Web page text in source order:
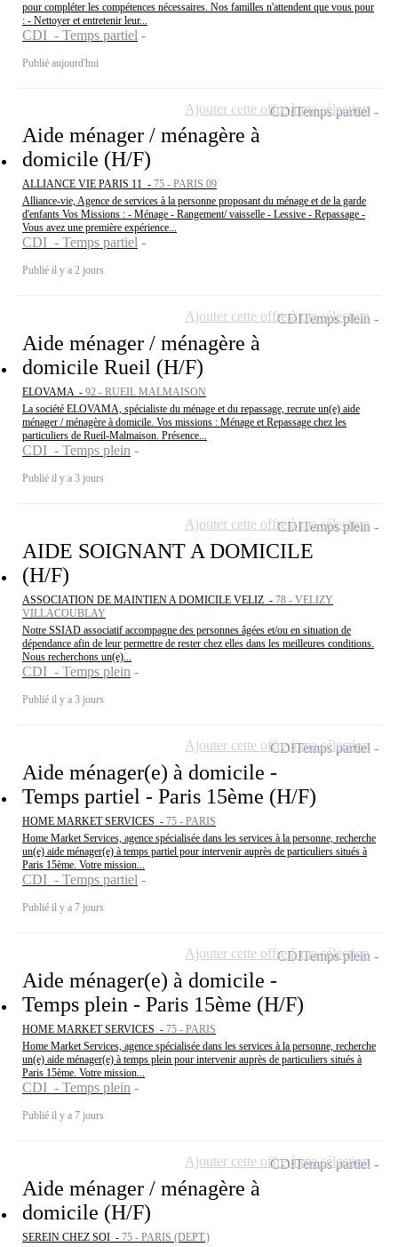
pour compléter les compétences nécessaires. Nos familles n'attendent que vous pour
: - Nettoyer et entretenir leur...
CDI - Temps partiel
Publié aujourd'hui
Aide ménager / ménagère à
domicile (H/F)
ALLIANCE VIE PARIS 11 - 75 - PARIS 09
Alliance-vie, Agence de services à la personne proposant du ménage et de la garde
d'enfants Vos Missions : - Ménage - Rangement/ vaisselle - Lessive - Repassage -
Vous avez une première expérience...
CDI - Temps partiel
Publié il y a 2 jours
CDITemps partiel
Ajouter cette offre à ma sélection
Aide ménager / ménagère à
domicile Rueil (H/F)
ELOVAMA - 92 - RUEIL MALMAISON
La société ELOVAMA, spécialiste du ménage et du repassage, recrute un(e) aide
ménager / ménagère à domicile. Vos missions : Ménage et Repassage chez les
particuliers de Rueil-Malmaison. Présence...
CDI - Temps plein
Publié il y a 3 jours
CDITemps plein
Ajouter cette offre à ma sélection
AIDE SOIGNANT A DOMICILE
(H/F)
ASSOCIATION DE MAINTIEN A DOMICILE VELIZ - 78 - VELIZY
VILLACOUBLAY
Notre SSIAD associatif accompagne des personnes âgées et/ou en situation de
dépendance afin de leur permettre de rester chez elles dans les meilleures conditions.
Nous recherchons un(e)...
CDI - Temps plein
Publié il y a 3 jours
CDITemps plein
Ajouter cette offre à ma sélection
Aide ménager(e) à domicile -
Temps partiel - Paris 15ème (H/F)
HOME MARKET SERVICES - 75 - PARIS
Home Market Services, agence spécialisée dans les services à la personne, recherche
un(e) aide ménager(e) à temps partiel pour intervenir auprès de particuliers situés à
Paris 15ème. Votre mission...
CDI - Temps partiel
Publié il y a 7 jours
CDITemps partiel
Ajouter cette offre à ma sélection
Aide ménager(e) à domicile -
Temps plein - Paris 15ème (H/F)
HOME MARKET SERVICES - 75 - PARIS
Home Market Services, agence spécialisée dans les services à la personne, recherche
un(e) aide ménager(e) à temps plein pour intervenir auprès de particuliers situés à
Paris 15ème. Votre mission...
CDI - Temps plein
Publié il y a 7 jours
CDITemps plein
Ajouter cette offre à ma sélection
Aide ménager / ménagère à
domicile (H/F)
SEREIN CHEZ SOI - 75 - PARIS (DEPT.)
CDITemps partiel
Ajouter cette offre à ma sélection